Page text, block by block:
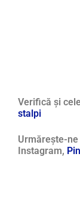
Verifică și
stalpi
Urmărește-
Instagram,